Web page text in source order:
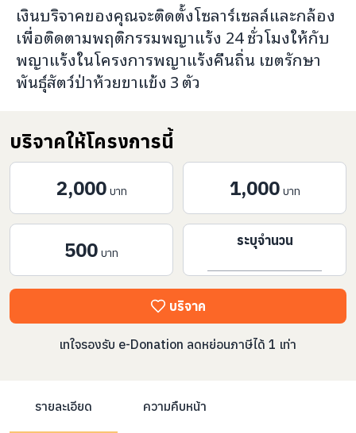
เงินบริจาคของคุณจะติดตั้งโซลาร์เซลล์และกล้อง
เพื่อติดตามพฤติกรรมพญาแร้ง 24 ชั่วโมงให้กับ
พญาแร้งในโครงการพญาแร้งคืนถิ่น เขตรักษา
พันธุ์สัตว์ป่าห้วยขาแข้ง 3ตัว
บริจาคให้โครงการนี้
2,000 บาท 1,000 บาท
500 บาท
ระบุจำนวน
บริจาค
เทใจรองรับ e-Donation ลดหย่อนภาษีได้ 1 เท่า
รายละเอียด ความคืบหน้า